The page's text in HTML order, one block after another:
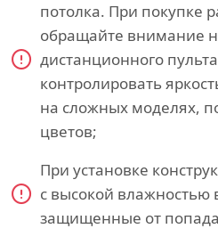
потолка. При покупке
обращайте внимание
дистанционного
контролировать
на сложных моделях,
цветов;
При установке
с высокой влажностью
защищенные от